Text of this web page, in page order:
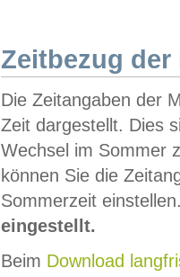
Zeitbezug der
Die Zeitangaben der
Zeit dargestellt. Dies
Wechsel im Sommer
können Sie die
Sommerzeit
eingestellt.
Beim Download